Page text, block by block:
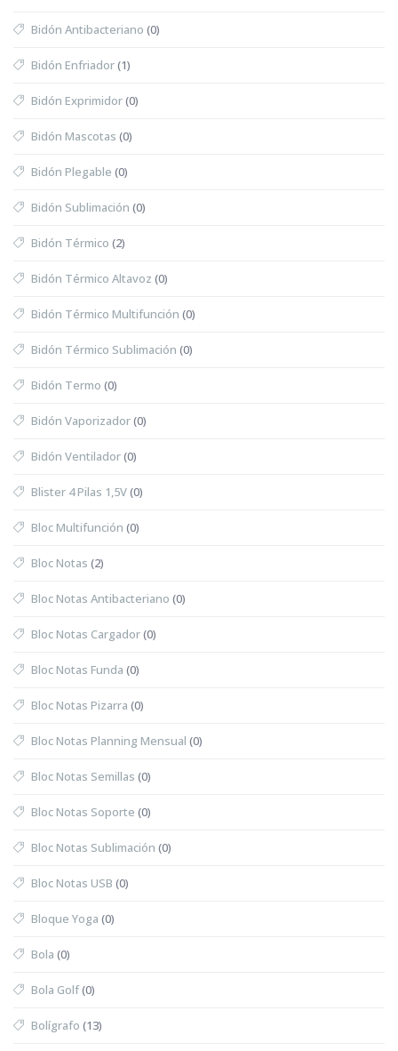
Bidón Antibacteriano (0)
Bidón Enfriador(1)
Bidón Exprimidor(0)
Bidón Mascotas (0)
Bidón Plegable (0)
Bidón Sublimación (0)
Bidón Térmico (2)
Bidón Térmico Altavoz (0)
Bidón Térmico Multifunción (0)
Bidón Térmico Sublimación (0)
Bidón Termo (0)
Bidón Vaporizador(0)
Bidón Ventilador(0)
Blister 4 Pilas 1,5V(0)
Bloc Multifunción (0)
Bloc Notas (2)
Bloc Notas Antibacteriano (0)
Bloc Notas Cargador(0)
Bloc Notas Funda (0)
Bloc Notas Pizarra (0)
Bloc Notas Planning Mensual (0)
Bloc Notas Semillas (0)
Bloc Notas Soporte (0)
Bloc Notas Sublimación (0)
Bloc Notas USB (0)
Bloque Yoga (0)
Bola (0)
Bola Golf(0)
Bolígrafo (13)